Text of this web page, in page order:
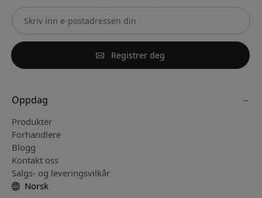
Registrer deg
Oppdag
Produkter
Forhandlere
Blogg
Kontakt oss
Salgs- og leveringsvilkår
Norsk